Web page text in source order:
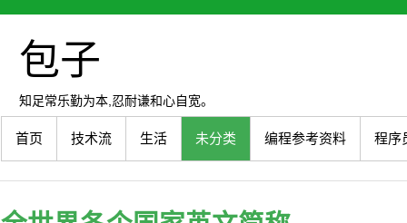
包子
知足常乐勤为本,忍耐谦和心自宽。
首页 技术流 生活 未分类 编程参考资料 程序